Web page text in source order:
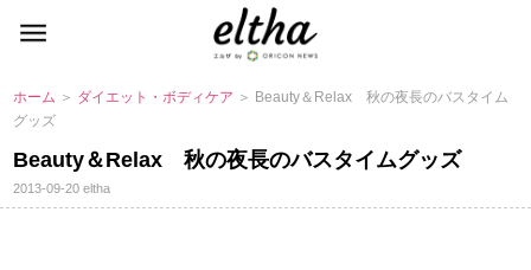
ホーム ＞ ダイエット・ボディケア ＞ Beauty＆Relax 秋の夜長のバスタイム
グッズ
Beauty＆Relax 秋の夜長のバスタイムグッズ
2013-09-20eltha